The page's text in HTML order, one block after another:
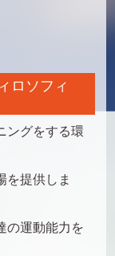
ロソフィ
ングをする環
を提供しま
の運動能力を